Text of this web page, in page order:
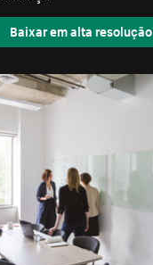
Baixar em alta resolução